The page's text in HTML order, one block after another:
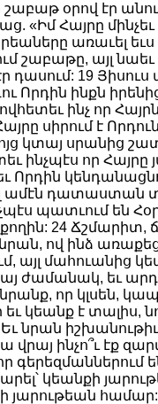
օրով էր
Հայրը մինչեւ
առաւել եւս
շաբաթը, այլ նաեւ
դասում: 19
Որդին ինքն
ինչ որ
սիրում է
կտայ սրանից
ինչպէս որ Հայրը
Որդին
ամէն դատաստան
պատւում են
24 Ճշմարիտ,
նրան, ով ինձ
այլ մահուանից
ժամանակ, եւ
նրանք, որ կլսեն,
կեանք է տալիս,
Եւ նրան
վրայ ինչո՞ւ էք
կեանքի
համար: